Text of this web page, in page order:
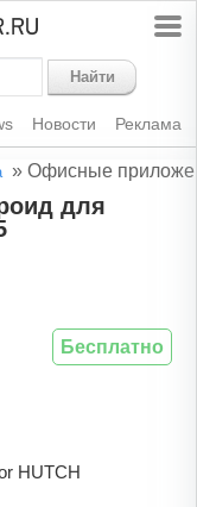
Найти
Новости Реклама
» Офисные
для
HUTCH
Бесплатно